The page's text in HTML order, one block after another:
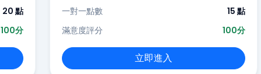
20 點
100分
一對一點數
15 點
滿意度評分
100分
立即進入